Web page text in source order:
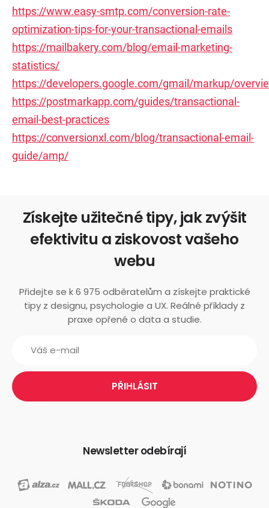
https://www.easy-smtp.com/conversion-rate-
optimization-tips-for-your-transactional-emails
https://mailbakery.com/blog/email-marketing-
statistics/
https://developers.google.com/gmail/markup/
https://postmarkapp.com/guides/transactional-
email-best-practices
https://conversionxl.com/blog/transactional-email-
guide/amp/
Získejte užitečné tipy, jak zvýšit
efektivitu a ziskovost vašeho
webu
Přidejte se k 6 975 odběratelům a získejte praktické
tipy z designu, psychologie a UX. Reálné příklady z
praxe opřené o data a studie.
Newsletter odebírají